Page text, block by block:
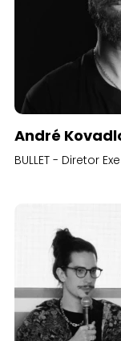
André
BULLET - Diretor